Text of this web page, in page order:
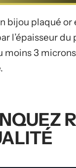
bijou plaqué or
l’épaisseur du
moins 3